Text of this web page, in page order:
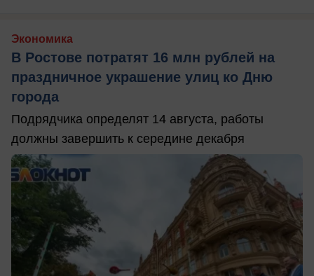
Экономика
В Ростове потратят 16 млн рублей на
праздничное украшение улиц ко Дню
города
Подрядчика определят 14 августа, работы
должны завершить к середине декабря